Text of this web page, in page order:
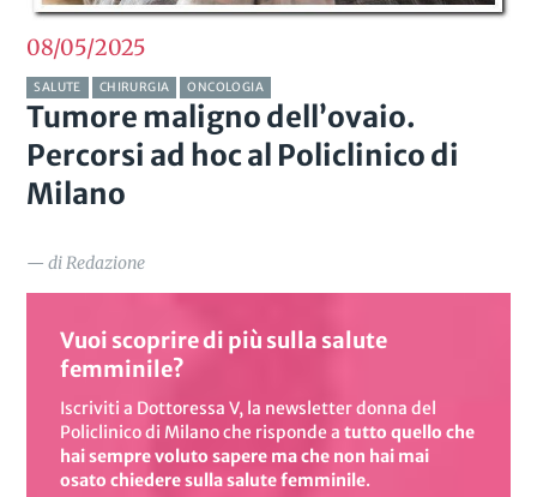
08/052025
SALUTE CHIRURGIA ONCOLOGIA
Tumore maligno dell’ovaio.
Percorsi ad hoc al Policlinico di
Milano
— di Redazione
Vuoi scoprire di più sulla salute
femminile?
Iscriviti a Dottoressa V, la newsletter donna del
Policlinico di Milanoche risponde atutto quello che
hai sempre voluto sapere ma che non hai mai
osato chiedere sulla salute femminile.